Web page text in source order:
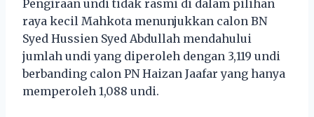
Pengiraan undi tidak rasmi di dalam pilihan
raya kecil Mahkota menunjukkan calon BN
Syed Hussien Syed Abdullah mendahului
jumlah undi yang diperoleh dengan 3,119 undi
berbanding calon PN Haizan Jaafar yang hanya
memperoleh 1,088 undi.